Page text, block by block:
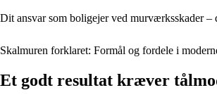
Dit ansvar som boligejer ved murværksskader –
Skalmuren forklaret: Formål og fordele i
Et godt resultat kræver